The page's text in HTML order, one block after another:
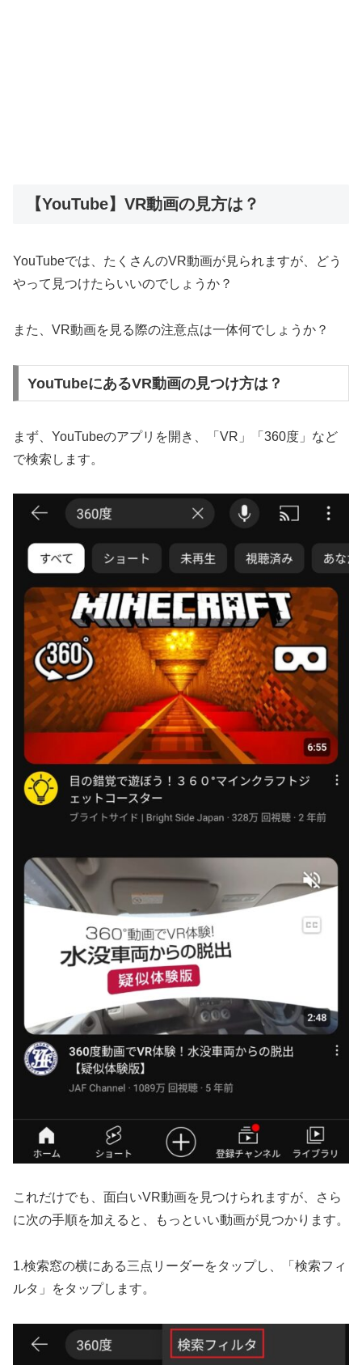
【YouTube】VR動画の見方は？
YouTubeでは、たくさんのVR動画が見られますが、どう
やって見つけたらいいのでしょうか？
また、VR動画を見る際の注意点は一体何でしょうか？
YouTubeにあるVR動画の見つけ方は？
まず、YouTubeのアプリを開き、「VR」「360度」など
で検索します。
これだけでも、面白いVR動画を見つけられますが、さら
に次の手順を加えると、もっといい動画が見つかります。
1.検索窓の横にある三点リーダーをタップし、「検索フィ
ルタ」をタップします。